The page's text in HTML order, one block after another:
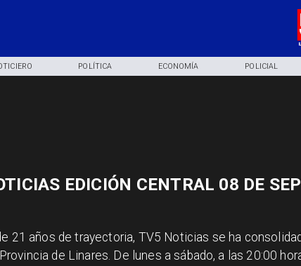
POLÍTICA ECONOMÍA POLICIAL
EDICIÓN CENTRAL 08 DE
21 años de trayectoria, TV5 Noticias se ha
de Linares. De lunes a sábado, a las 20:00